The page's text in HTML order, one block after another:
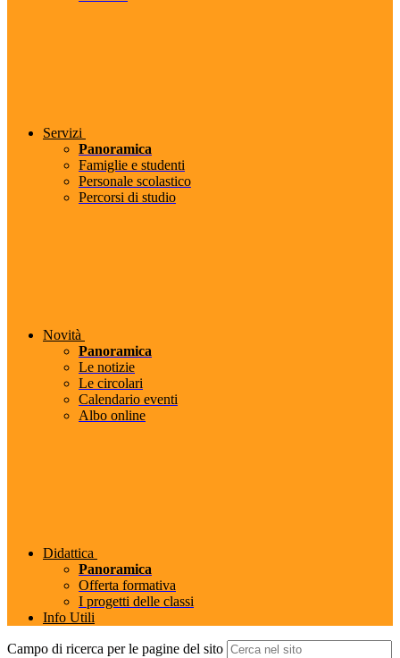
Servizi
Panoramica
Famiglie e studenti
Personale scolastico
Percorsi di studio
Novità
Panoramica
Le notizie
Le circolari
Calendario eventi
Albo online
Didattica
Panoramica
Offerta formativa
I progetti delle classi
Info Utili
Campo di ricerca per le pagine del sito